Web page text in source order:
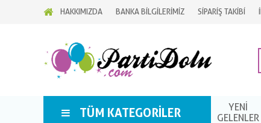
HAKKIMIZDA BANKA BİLGİLERİMİZ SİPARİŞ TAKİBİ
TÜM KATEGORILER
YENİ
GELENLER